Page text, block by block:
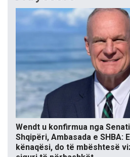
Wendt u konfirmua nga
Shqipëri, Ambasada e SHBA:
kënaqësi, do të mbështesë